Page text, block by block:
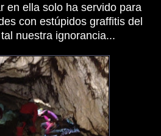
en ella solo ha servido para
con estúpidos graffitis del
nuestra ignorancia...